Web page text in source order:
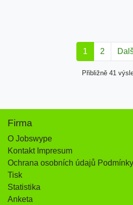
1 2
Přibližně 41
Firma
O Jobswype
Kontakt Impresum
Ochrana osobních údajů
Tisk
Statistika
Anketa